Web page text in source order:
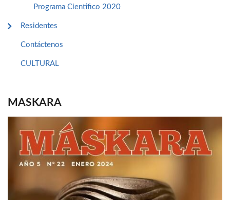
Programa Cientifico 2020
Residentes
Contáctenos
CULTURAL
MASKARA